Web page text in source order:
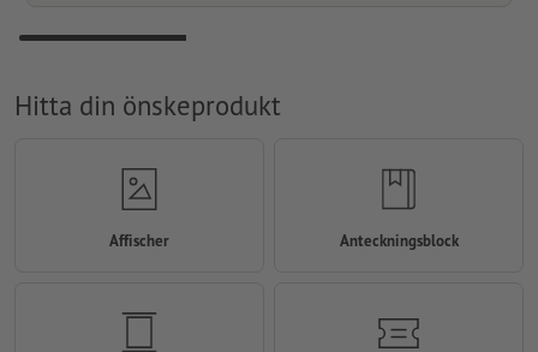
Hitta din önskeprodukt
Affischer Anteckningsblock